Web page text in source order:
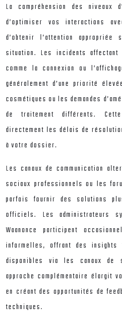
La compréhension des niveaux
d’optimiser vos interactions
d’obtenir l’attention
situation. Les incidents
comme la connexion ou
généralement d’une priorité
cosmétiques ou les demandes
de traitement différents.
directement les délais de
à votre dossier.
Les canaux de communication
sociaux professionnels ou les
parfois fournir des solutions
officiels. Les administrateurs
Waanonce participent
informelles, offrant des insights
disponibles via les canaux de
approche complémentaire élargit
en créant des opportunités de
techniques.